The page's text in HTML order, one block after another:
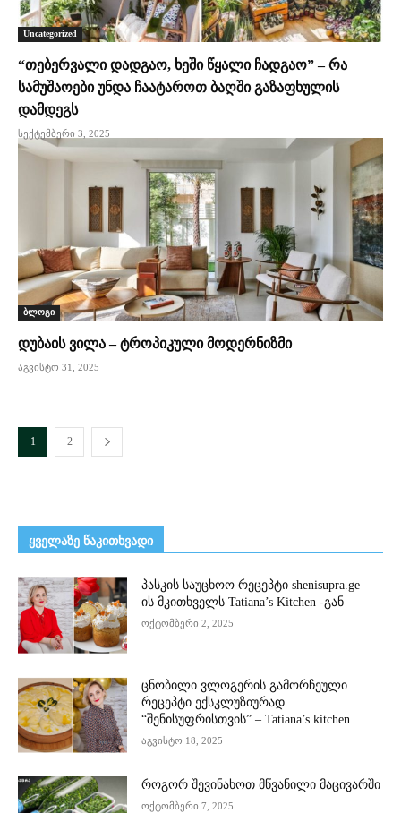
Uncategorized
“თებერვალი დადგაო, ხეში წყალი ჩადგაო” – რა
სამუშაოები უნდა ჩაატაროთ ბაღში გაზაფხულის
დამდეგს
სექტემბერი 3, 2025
ბლოგი
დუბაის ვილა – ტროპიკული მოდერნიზმი
აგვისტო 31, 2025
1 2
ᲧᲕᲔᲚᲐᲖᲔ ᲬᲐᲙᲘᲗᲮᲕᲐᲓᲘ
პასკის საუცხოო რეცეპტი shenisupra.ge –
ის მკითხველს Tatiana’s Kitchen -გან
ოქტომბერი 2, 2025
ცნობილი ვლოგერის გამორჩეული
რეცეპტი ექსკლუზიურად
“შენისუფრისთვის” – Tatiana’s kitchen
აგვისტო 18, 2025
როგორ შევინახოთ მწვანილი მაცივარში
ოქტომბერი 7, 2025